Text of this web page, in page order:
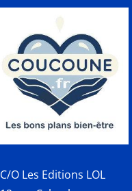
C/O Les Editions LOL